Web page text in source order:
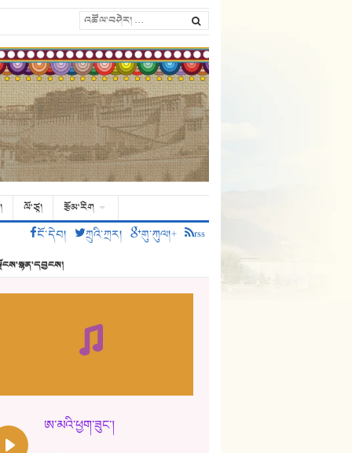
ལོ་ཙཱ།
རྩོམ་རིག
ངོ་དེབ།
ཀྲུའི་ཀྲར། གུ་ཀུལ།+ rss
ཨ་མའི་ཕྱག་ཟུང་།